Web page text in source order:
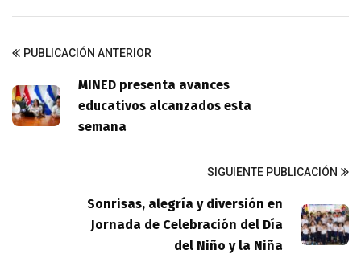
PUBLICACIÓN ANTERIOR
MINED presenta avances
educativos alcanzados esta
semana
SIGUIENTE PUBLICACIÓN
Sonrisas, alegría y diversión en
Jornada de Celebración del Día
del Niño y la Niña